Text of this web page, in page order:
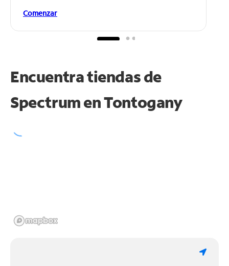
Comenzar
Encuentra tiendas de
Spectrum enTontogany